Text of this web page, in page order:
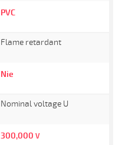
PVC
Flame retardant
Nie
Nominal voltage U
300,000 V